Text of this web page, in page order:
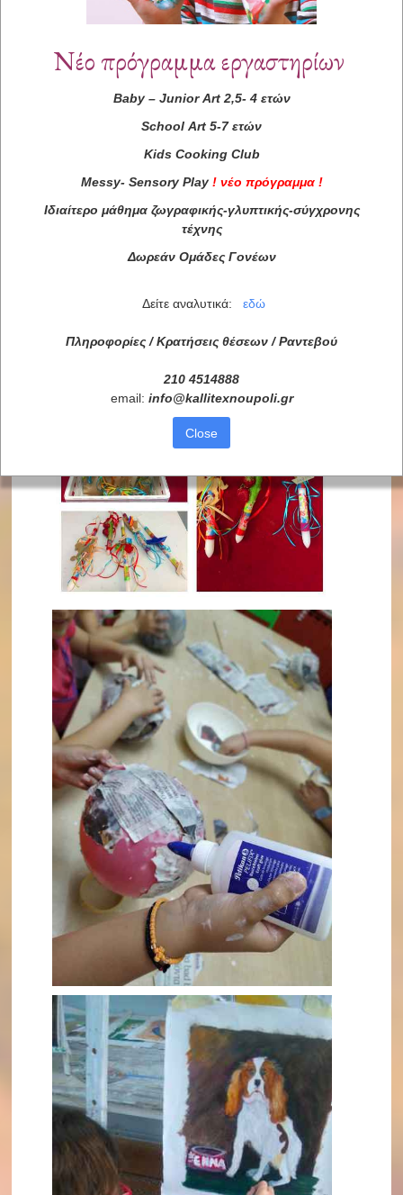
Νέο πρόγραμμα εργαστηρίων
Baby– Junior Art2,5- 4 ετών
School Art 5-7 ετών
Kids Cooking Club
Messy- Sensory Play ! νέο πρόγραμμα !
Ιδιαίτερο μάθημα ζωγραφικής-γλυπτικής-σύγχρονης
τέχνης
Δωρεάν Ομάδες Γονέων
Δείτε αναλυτικά: εδώ
Πληροφορίες / Κρατήσεις θέσεων / Ραντεβού
210 4514888
email: info@kallitexnoupoli.gr
Close